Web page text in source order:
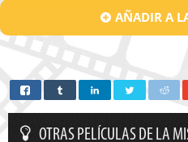
AÑADIR A
OTRAS PELÍCULAS DE LA